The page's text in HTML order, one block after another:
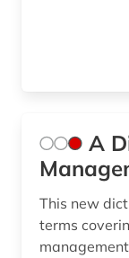
asyl (1)
Malta (3)
A
This new
terms